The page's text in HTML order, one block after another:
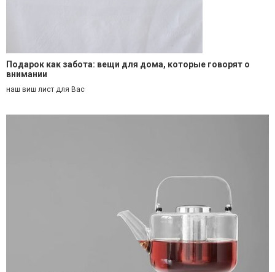
Подарок как забота: вещи для дома, которые говорят о
внимании
наш виш лист для Вас